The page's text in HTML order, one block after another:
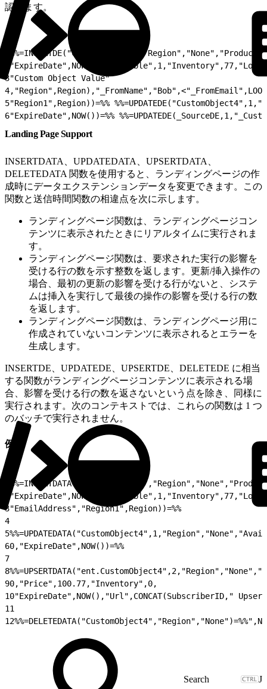
認します。
3"Custom Object Value"
4
5"Region1",Region))=%%
6"ExpireDate",NOW())=%%
Landing Page Support
INSERTDATA、UPDATEDATA、UPSERTDATA、
DELETEDATA 関数を使用すると、ランディングページの作
成時にデータエクステンションデータを変更できます。この
関数と送信時間関数の相違点を次に示します。
ランディングページ関数は、ランディングページコン
テンツに表示されたときにリアルタイムに実行されま
す。
ランディングページ関数は、要求された実行の影響を
受ける行の数を示す整数を返します。更新/挿入操作の
場合、最初の更新の影響を受ける行がないと、システ
ムは挿入を実行して最後の操作の影響を受ける行の数
を返します。
ランディングページ関数は、ランディングページ用に
作成されていないコンテンツに表示されるとエラーを
生成します。
INSERTDE、UPDATEDE、UPSERTDE、DELETEDE に相当
する関数がランディングページコンテンツに表示される場
合、影響を受ける行の数を返さないという点を除き、同様に
実行されます。次のコンテキストでは、これらの関数は 1 つ
のバッチで実行されません。
例
3"EmailAddress","Region1",Region))=%%
4
5
60,"ExpireDate",NOW())=%%
7
8
90,"Price",100.77,"Inventory",0,
10"ExpireDate",NOW(),"Url",CONCAT(SubscriberID,"
11
12
J